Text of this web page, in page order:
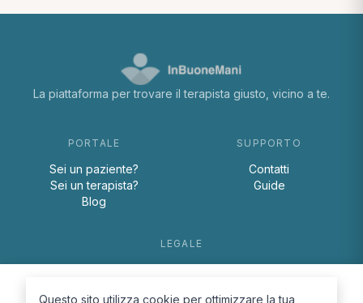
La piattaforma per trovare il terapista giusto, vicino a te.
PORTALE
Sei un paziente?
Sei un terapista?
Blog
SUPPORTO
Contatti
Guide
LEGALE
Questo sito utilizza cookie per ottimizzare la tua